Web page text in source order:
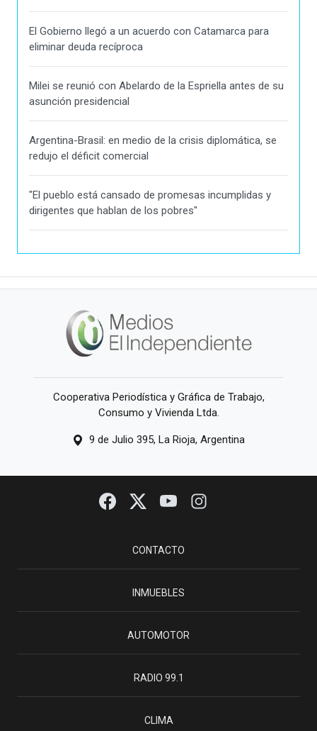
El Gobierno llegó a un acuerdo con Catamarca para
eliminar deuda recíproca
Milei se reunió con Abelardo de la Espriella antes de su
asunción presidencial
Argentina-Brasil: en medio de la crisis diplomática, se
redujo el déficit comercial
"El pueblo está cansado de promesas incumplidas y
dirigentes que hablan de los pobres"
Cooperativa Periodística y Gráfica de Trabajo,
Consumo y Vivienda Ltda.
9 de Julio 395, La Rioja, Argentina
CONTACTO
INMUEBLES
AUTOMOTOR
RADIO 99.1
CLIMA